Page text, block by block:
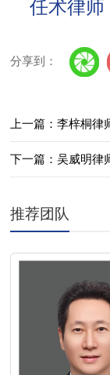
分享到：
上一篇：李梓桐律
下一篇：吴威明律
推荐团队